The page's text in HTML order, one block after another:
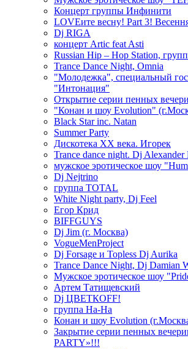
Концерт группы Инфинити
LOVEите весну! Part 3!
Dj RIGA
концерт Artic feat Asti
Russian Hip – Hop Station,
Trance Dance Night, Omnia
"Молодежка", специальный
"Интонация"
Открытие серии пенных
"Конан и шоу Evolution"
Black Star inc. Natan
Summer Party
Дискотека ХХ века. Игорек
Trance dance night. Dj Alexander
мужское эротическое шоу
Dj Nejtrino
группа TOTAL
White Night party, Dj Feel
Егор Крид
BIFFGUYS
Dj Jim (г. Москва)
VogueMenProject
Dj Forsage и Topless Dj Aurika
Trance Dance Night, Dj Damian
Мужское эротическое шоу
Артем Татищевский
Dj ЦВЕТКOFF!
группа На-На
Конан и шоу Evolution
Закрытие серии пенных
PARTY»!!!